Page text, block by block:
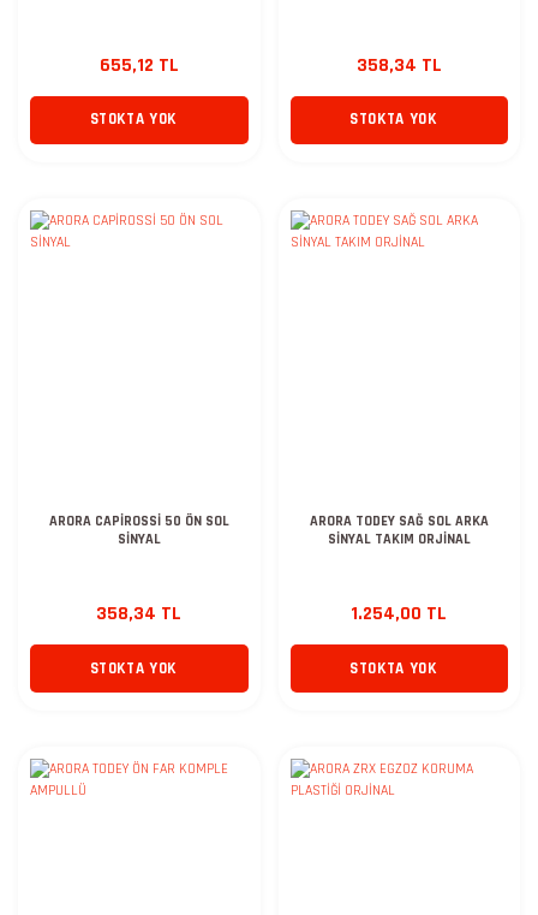
655,12 TL
STOKTA YOK
358,34 TL
STOKTA YOK
ARORA CAPİROSSİ 50 ÖN SOL
SİNYAL
358,34 TL
STOKTA YOK
ARORA TODEY SAĞ SOL ARKA
SİNYAL TAKIM ORJİNAL
1.254,00 TL
STOKTA YOK